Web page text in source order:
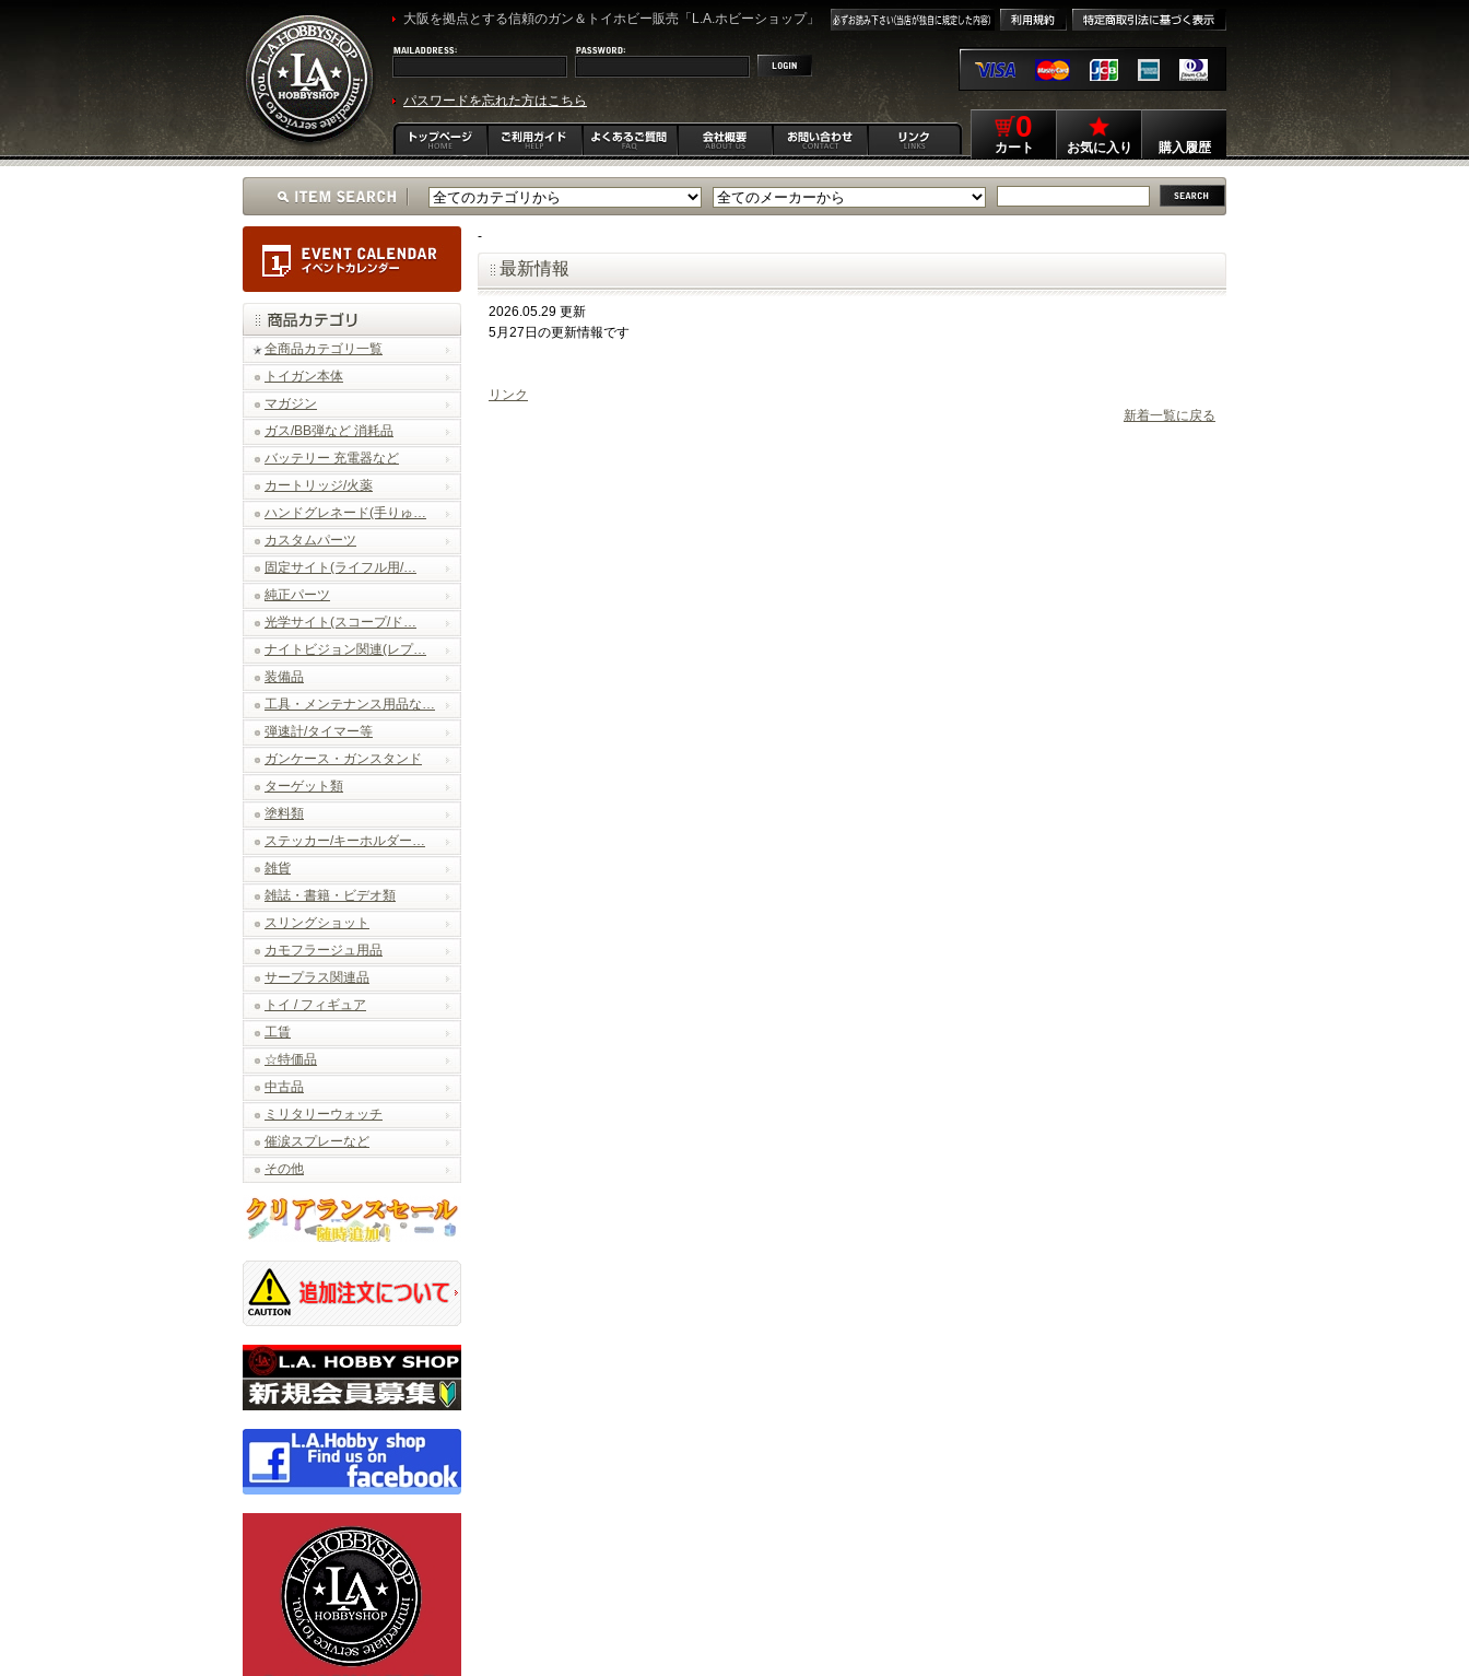
大阪を拠点とする信頼のガン＆トイホビー販売「L.A.ホビーショップ」
パスワードを忘れた方はこちら
0
カート お気に入り 購入履歴
全商品カテゴリ一覧
トイガン本体
マガジン
ガス/BB弾など 消耗品
バッテリー 充電器など
カートリッジ/火薬
ハンドグレネード(手りゅ…
カスタムパーツ
固定サイト(ライフル用/…
純正パーツ
光学サイト(スコープ/ド…
ナイトビジョン関連(レプ…
装備品
工具・メンテナンス用品な…
弾速計/タイマー等
ガンケース・ガンスタンド
ターゲット類
塗料類
ステッカー/キーホルダー…
雑貨
雑誌・書籍・ビデオ類
スリングショット
カモフラージュ用品
サープラス関連品
トイ / フィギュア
工賃
☆特価品
中古品
ミリタリーウォッチ
催涙スプレーなど
その他
-
最新情報
2026.05.29 更新
5月27日の更新情報です
リンク
新着一覧に戻る